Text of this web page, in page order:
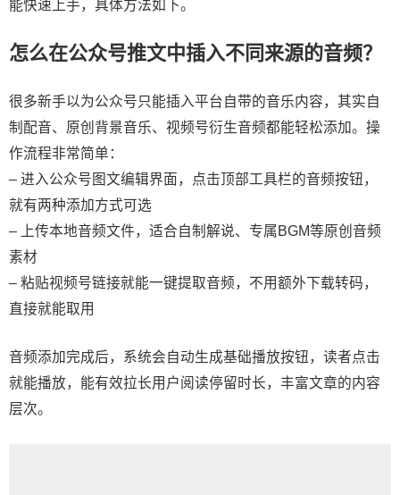
能快速上手，具体方法如下。
怎么在公众号推文中插入不同来源的音频？
很多新手以为公众号只能插入平台自带的音乐内容，其实自
制配音、原创背景音乐、视频号衍生音频都能轻松添加。操
作流程非常简单：
– 进入公众号图文编辑界面，点击顶部工具栏的音频按钮，
就有两种添加方式可选
– 上传本地音频文件，适合自制解说、专属BGM等原创音频
素材
– 粘贴视频号链接就能一键提取音频，不用额外下载转码，
直接就能取用
音频添加完成后，系统会自动生成基础播放按钮，读者点击
就能播放，能有效拉长用户阅读停留时长，丰富文章的内容
层次。